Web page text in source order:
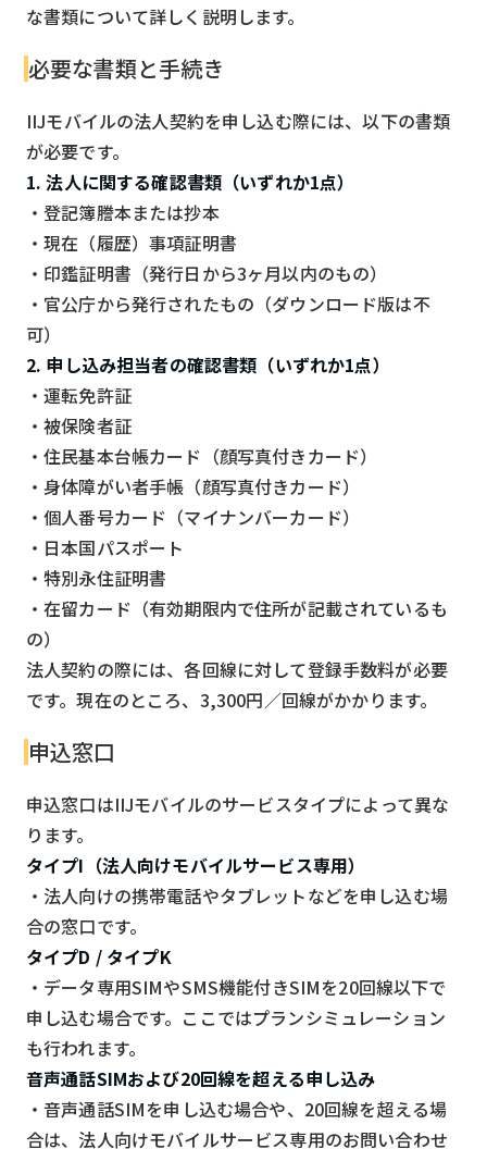
な書類について詳しく説明します。
必要な書類と手続き
IIJモバイルの法人契約を申し込む際には、以下の書類
が必要です。
1. 法人に関する確認書類（いずれか1点）
・登記簿謄本または抄本
・現在（履歴）事項証明書
・印鑑証明書（発行日から3ヶ月以内のもの）
・官公庁から発行されたもの（ダウンロード版は不
可）
2. 申し込み担当者の確認書類（いずれか1点）
・運転免許証
・被保険者証
・住民基本台帳カード（顔写真付きカード）
・身体障がい者手帳（顔写真付きカード）
・個人番号カード（マイナンバーカード）
・日本国パスポート
・特別永住証明書
・在留カード（有効期限内で住所が記載されているも
の）
法人契約の際には、各回線に対して登録手数料が必要
です。現在のところ、3,300円／回線がかかります。
申込窓口
申込窓口はIIJモバイルのサービスタイプによって異な
ります。
タイプI（法人向けモバイルサービス専用）
・法人向けの携帯電話やタブレットなどを申し込む場
合の窓口です。
タイプD / タイプK
・データ専用SIMやSMS機能付きSIMを20回線以下で
申し込む場合です。ここではプランシミュレーション
も行われます。
音声通話SIMおよび20回線を超える申し込み
・音声通話SIMを申し込む場合や、20回線を超える場
合は、法人向けモバイルサービス専用のお問い合わせ